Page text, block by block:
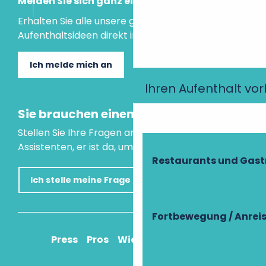
Ihren Aufenthalt
Restaurants und
Fortbewegung /
Erhalten Sie alle unsere guten Tipps und
Aufenthaltsideen direkt in Ihre Mailbox.
Ich melde mich an
Sie brauchen einen Rat?
Stellen Sie Ihre Fragen an unseren virtuellen
Assistenten, er ist da, um Ihnen zu helfen.
Ich stelle meine Frage
Press Pros Wie komme ich an?